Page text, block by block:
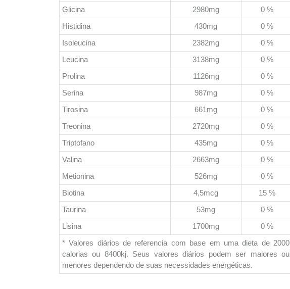
Glicina
2980mg
0 %
Histidina
430mg
0 %
Isoleucina
2382mg
0 %
Leucina
3138mg
0 %
Prolina
1126mg
0 %
Serina
987mg
0 %
Tirosina
661mg
0 %
Treonina
2720mg
0 %
Triptofano
435mg
0 %
Valina
2663mg
0 %
Metionina
526mg
0 %
Biotina
4,5mcg
15 %
Taurina
53mg
0 %
Lisina
1700mg
0 %
* Valores diários de referencia com base em uma dieta de 2000
calorias ou 8400kj. Seus valores diários podem ser maiores ou
menores dependendo de suas necessidades energéticas.